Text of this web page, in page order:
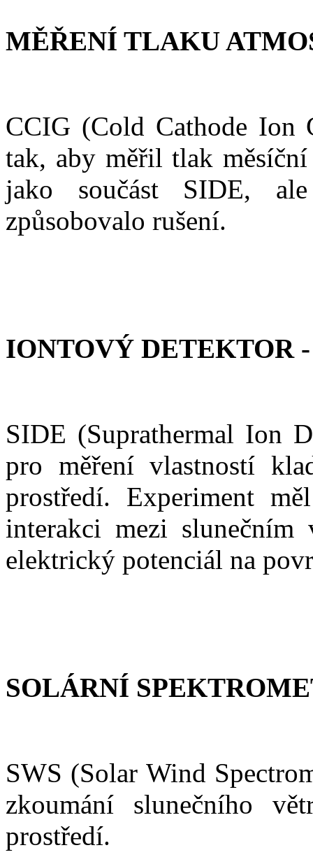
MĚŘENÍ TLAKU
CCIG (Cold Cathode Ion
tak, aby měřil tlak
jako součást SIDE,
způsobovalo rušení.
IONTOVÝ DETEKTOR
SIDE (Suprathermal Ion
pro měření vlastností
prostředí. Experiment
interakci mezi
elektrický potenciál na
SOLÁRNÍ
SWS (Solar Wind
zkoumání slunečního
prostředí.